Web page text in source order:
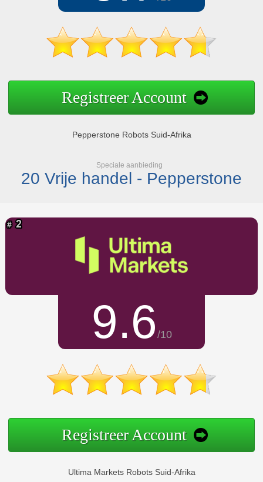
Registreer Account
Pepperstone Robots Suid-Afrika
Speciale aanbieding
20 Vrije handel - Pepperstone
9.6 /10
Registreer Account
Ultima Markets Robots Suid-Afrika